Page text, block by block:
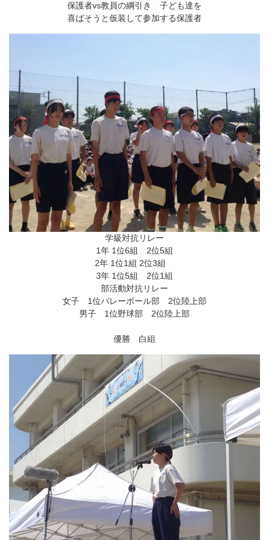
保護者vs教員の綱引き 子ども達を
喜ばそうと仮装して参加する保護者
学級対抗リレー
1年 1位6組 2位5組
2年 1位1組 2位3組
3年 1位5組 2位1組
部活動対抗リレー
女子 1位バレーボール部 2位陸上部
男子 1位野球部 2位陸上部
優勝 白組